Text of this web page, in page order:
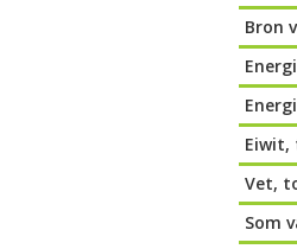
Bron
Eiwit,
Vet,
Som